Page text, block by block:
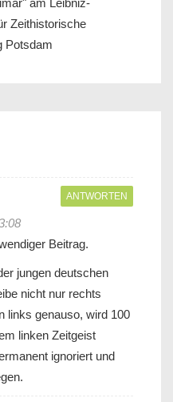
am Leibniz-
Zeithistorische
Potsdam
ANTWORTEN
Beitrag.
jungen deutschen
nicht nur rechts
links genauso, wird 100
linken Zeitgeist
ignoriert und